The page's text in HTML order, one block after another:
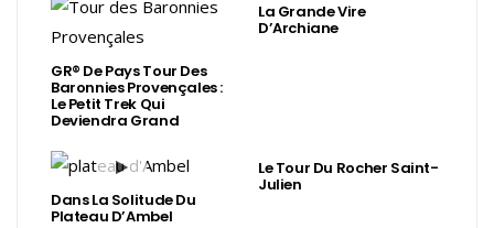
GR® De Pays Tour Des
Baronnies Provençales :
Le Petit Trek Qui
Deviendra Grand
La Grande Vire
D’Archiane
Dans La Solitude Du
Plateau D’Ambel
Le Tour Du Rocher Saint-
Julien